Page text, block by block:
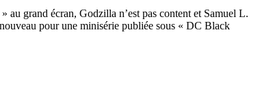
au grand écran, Godzilla n’est pas content et Samuel L.
pour une minisérie publiée sous « DC Black